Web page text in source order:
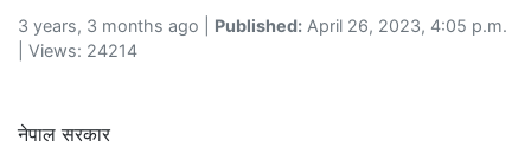
3 years, 3 months ago | Published: April 26, 2023, 4:05 p.m.
| Views: 24214
नेपाल सरकार